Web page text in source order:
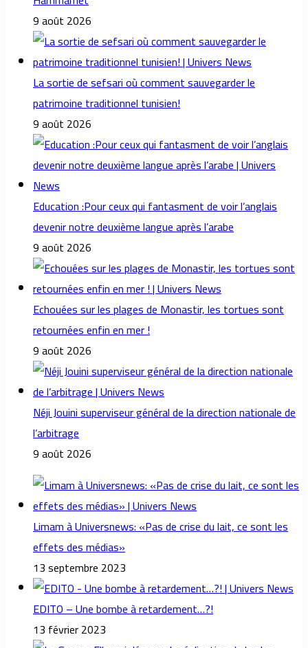
9 août 2026
La sortie de sefsari où comment sauvegarder le
patrimoine traditionnel tunisien!
9 août 2026
Education :Pour ceux qui fantasment de voir l’anglais
devenir notre deuxième langue après l’arabe
9 août 2026
Echouées sur les plages de Monastir, les tortues sont
retournées enfin en mer !
9 août 2026
Néji Jouini superviseur général de la direction nationale de
l’arbitrage
9 août 2026
Limam à Universnews: «Pas de crise du lait, ce sont les
effets des médias»
13 septembre 2023
EDITO – Une bombe à retardement…?!
13 février 2023